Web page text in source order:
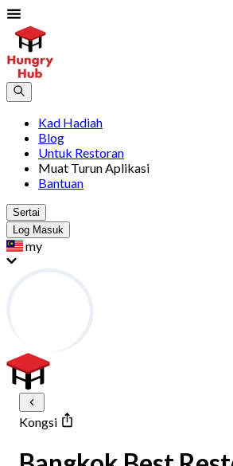
Kad Hadiah
Blog
Untuk Restoran
Muat Turun Aplikasi
Bantuan
Sertai
Log Masuk
my
Kongsi